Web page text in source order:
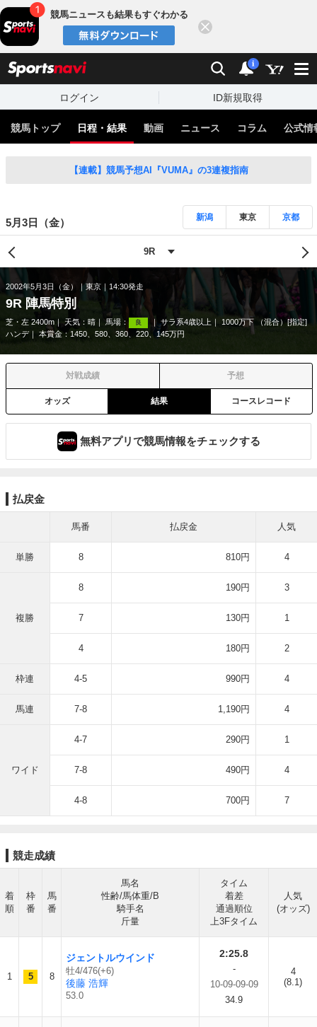
競馬ニュースも結果もすぐわかる
検索 通知
i
ログイン ID新規取得
競馬トップ 日程・結果 動画 ニュース コラム 公式情
【連載】競馬予想AI『VUMA』の3連複指南
5月3日（金） 新潟 東京 京都
2002年5月3日（金） 東京 14:30発走
9R 陣馬特別
芝・左 2400m 天気： 晴 馬場： 良 サラ系4歳以上
1000万下 （混合）[指定]
ハンデ
本賞金：1450、580、360、220、145万円
対戦成績 予想
オッズ 結果 コースレコード
無料アプリで競馬情報をチェックする
払戻金
馬番 払戻金 人気
単勝 8 810円 4
複勝
8 190円 3
7 130円 1
4 180円 2
枠連 4-5 990円 4
馬連 7-8 1,190円 4
ワイド
4-7 290円 1
7-8 490円 4
4-8 700円 7
競走成績
着
順
枠
番
馬
番
馬名
性齢/馬体重/B
騎手名
斤量
タイム
着差
通過順位
上3Fタイム
人気
(オッズ)
1 5 8
ジェントルウインド
牡4/476(+6)
後藤 浩輝
53.0
2:25.8
-
10-09-09-09
34.9
4
(8.1)